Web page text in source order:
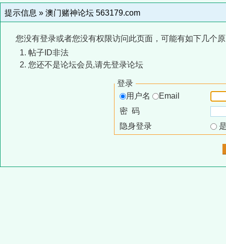
提示信息 » 澳门赌神论坛 563179.com
您没有登录或者您没有权限访问此页面，可能有如下几个
帖子ID非法
您还不是论坛会员,请先登录论坛
登录
用户名
Email
密 码
隐身登录